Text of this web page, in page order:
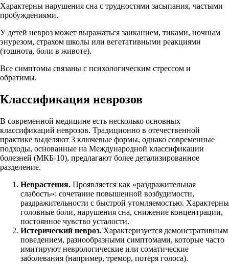
Характерны нарушения сна с трудностями засыпания, частыми
пробуждениями.
У детей невроз может выражаться заиканием, тиками, ночным
энурезом, страхом школы или вегетативными реакциями
(тошнота, боли в животе).
Все симптомы связаны с психологическим стрессом и
обратимы.
Классификация неврозов
В современной медицине есть несколько основных
классификаций неврозов. Традиционно в отечественной
практике выделяют 3 ключевые формы, однако современные
подходы, основанные на Международной классификации
болезней (МКБ-10), предлагают более детализированное
разделение.
Неврастения. Проявляется как «раздражительная
слабость»: сочетание повышенной возбудимости,
раздражительности с быстрой утомляемостью. Характерны
головные боли, нарушения сна, снижение концентрации,
постоянное чувство усталости.
Истерический невроз. Характеризуется демонстративным
поведением, разнообразными симптомами, которые часто
имитируют неврологические или соматические
заболевания (например, тремор, потеря голоса).